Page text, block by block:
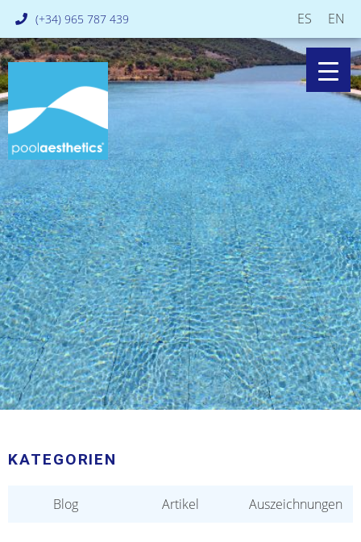
(+34) 965 787 439 ES EN
KATEGORIEN
Blog Artikel Auszeichnungen